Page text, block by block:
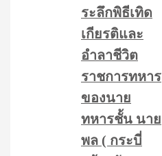
ระลึกพิธีเทิด
เกียรติและ
อำลาชีวิต
ราชการทหาร
ของนาย
ทหารชั้น นาย
พล ( กระบี่